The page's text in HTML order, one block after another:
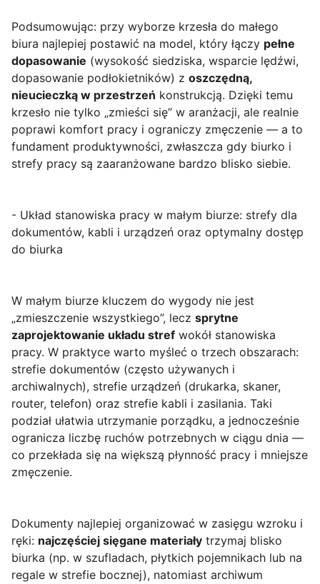
Podsumowując: przy wyborze krzesła do małego
biura najlepiej postawić na model, który łączy pełne
dopasowanie (wysokość siedziska, wsparcie lędźwi,
dopasowanie podłokietników) z oszczędną,
nieucieczką w przestrzeń konstrukcją. Dzięki temu
krzesło nie tylko „zmieści się” w aranżacji, ale realnie
poprawi komfort pracy i ograniczy zmęczenie — a to
fundament produktywności, zwłaszcza gdy biurko i
strefy pracy są zaaranżowane bardzo blisko siebie.
- Układ stanowiska pracy w małym biurze: strefy dla
dokumentów, kabli i urządzeń oraz optymalny dostęp
do biurka
W małym biurze kluczem do wygody nie jest
„zmieszczenie wszystkiego”, lecz sprytne
zaprojektowanie układu stref wokół stanowiska
pracy. W praktyce warto myśleć o trzech obszarach:
strefie dokumentów (często używanych i
archiwalnych), strefie urządzeń (drukarka, skaner,
router, telefon) oraz strefie kabli i zasilania. Taki
podział ułatwia utrzymanie porządku, a jednocześnie
ogranicza liczbę ruchów potrzebnych w ciągu dnia —
co przekłada się na większą płynność pracy i mniejsze
zmęczenie.
Dokumenty najlepiej organizować w zasięgu wzroku i
ręki: najczęściej sięgane materiały trzymaj blisko
biurka (np. w szufladach, płytkich pojemnikach lub na
regale w strefie bocznej), natomiast archiwum